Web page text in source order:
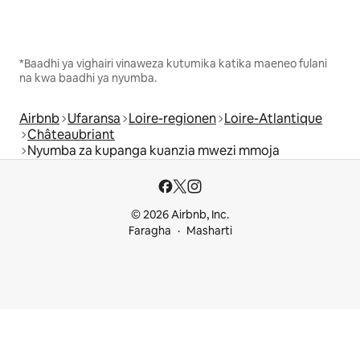
*Baadhi ya vighairi vinaweza kutumika katika maeneo fulani
na kwa baadhi ya nyumba.
Airbnb Ufaransa Loire-regionen Loire-Atlantique
Châteaubriant
Nyumba za kupanga kuanzia mwezi mmoja
© 2026 Airbnb, Inc.
Faragha
Masharti